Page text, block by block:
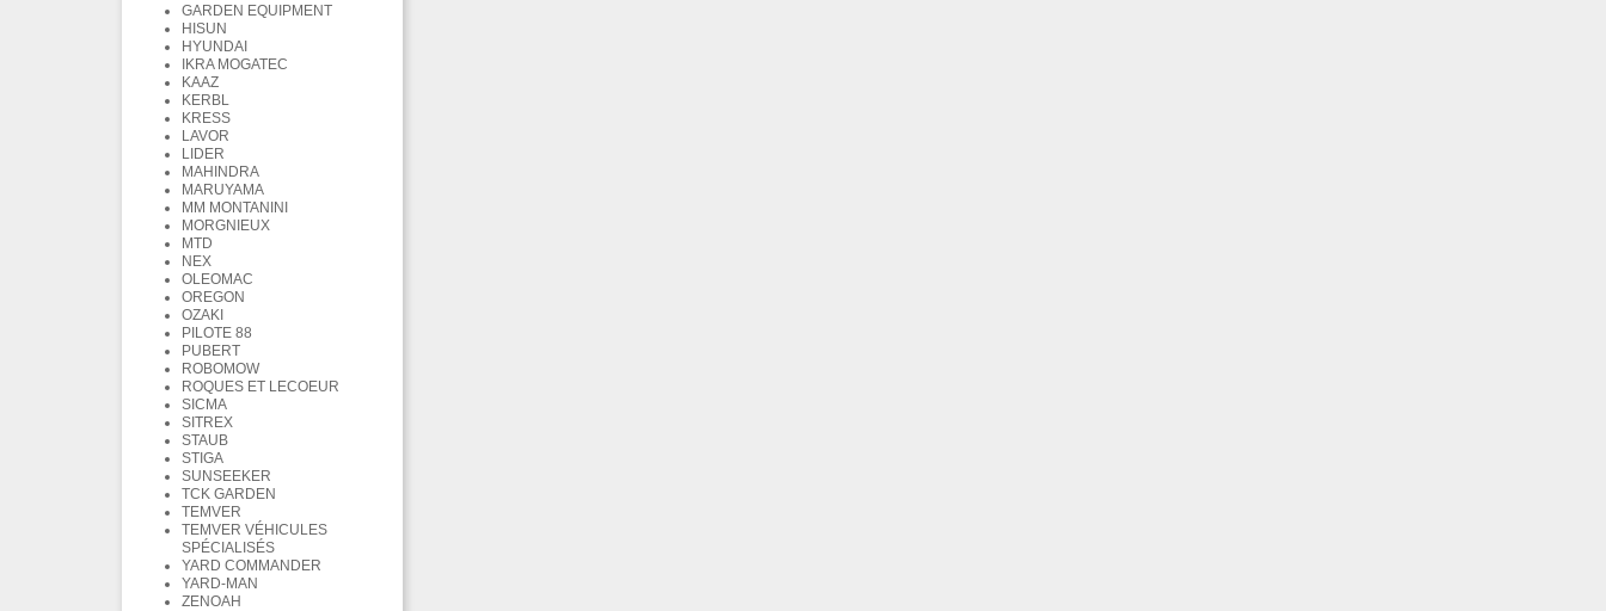
GARDEN EQUIPMENT
HISUN
HYUNDAI
IKRA MOGATEC
KAAZ
KERBL
KRESS
LAVOR
LIDER
MAHINDRA
MARUYAMA
MM MONTANINI
MORGNIEUX
MTD
NEX
OLEOMAC
OREGON
OZAKI
PILOTE 88
PUBERT
ROBOMOW
ROQUES ET LECOEUR
SICMA
SITREX
STAUB
STIGA
SUNSEEKER
TCK GARDEN
TEMVER
TEMVER VÉHICULES
SPÉCIALISÉS
YARD COMMANDER
YARD-MAN
ZENOAH